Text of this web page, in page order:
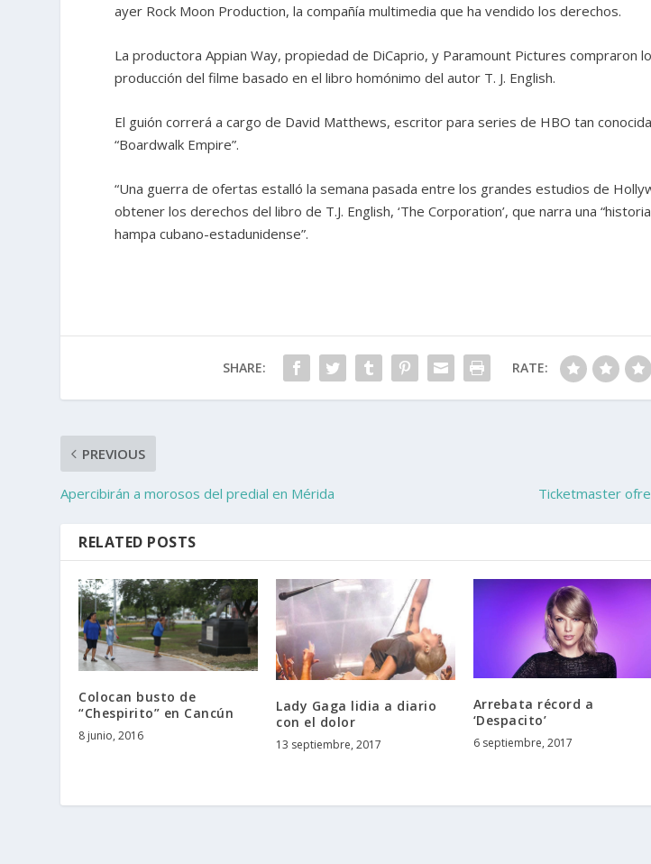
ayer Rock Moon Production, la compañía multimedia que ha vendido los derechos.
La productora Appian Way, propiedad de DiCaprio, y Paramount Pictures compraron
producción del filme basado en el libro homónimo del autor T. J. English.
El guión correrá a cargo de David Matthews, escritor para series de HBO tan
“Boardwalk Empire”.
“Una guerra de ofertas estalló la semana pasada entre los grandes estudios de
obtener los derechos del libro de T.J. English, ‘The Corporation’, que narra una
hampa cubano-estadunidense”.
SHARE: RATE:
PREVIOUS
Apercibirán a morosos del predial en Mérida Ticketmaster
RELATED POSTS
Colocan busto de
“Chespirito” en Cancún
8 junio, 2016
Lady Gaga lidia a diario
con el dolor
13 septiembre, 2017
Arrebata récord a
‘Despacito’
6 septiembre, 2017